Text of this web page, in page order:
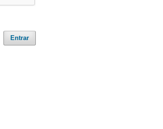
Entrar